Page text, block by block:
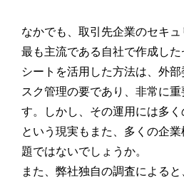
なかでも、取引先企業のセキ
最も主流である自社で作成し
シートを活用した方法は、外
スク管理の要であり、非常に
す。しかし、その運用には多
という現実もまた、多くの企
題ではないでしょうか。
また、弊社独自の調査による